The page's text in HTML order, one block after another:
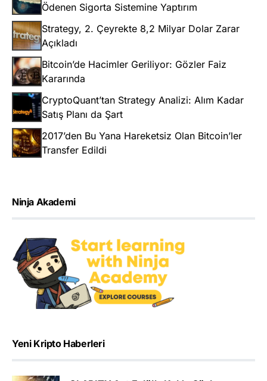
Ödenen Sigorta Sistemine Yaptırım
Strategy, 2. Çeyrekte 8,2 Milyar Dolar Zarar
Açıkladı
Bitcoin’de Hacimler Geriliyor: Gözler Faiz
Kararında
CryptoQuant’tan Strategy Analizi: Alım Kadar
Satış Planı da Şart
2017’den Bu Yana Hareketsiz Olan Bitcoin’ler
Transfer Edildi
Ninja Akademi
Yeni Kripto Haberleri